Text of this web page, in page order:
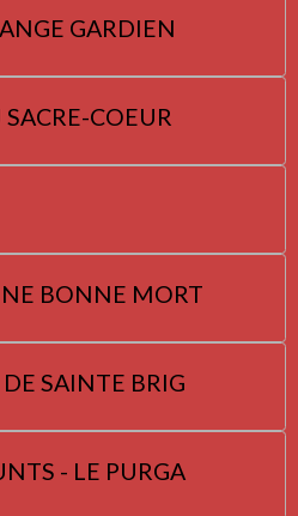
GARDIEN
COEUR
BONNE MORT
SAINTE BRIG
- LE PURGA